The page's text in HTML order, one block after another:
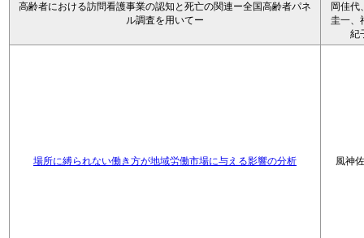
高齢者における訪問看護事業の認知と死亡の関連ー全国高齢者パネ
ル調査を用いてー
岡佳代
圭一、
紀
場所に縛られない働き方が地域労働市場に与える影響の分析 風神